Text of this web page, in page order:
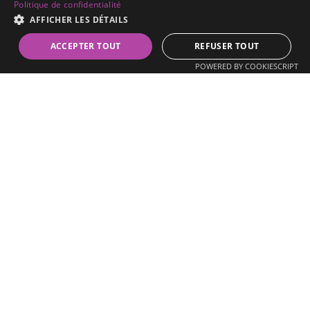
Prendre RDV
Horaires
Lundi
Fermé
Mardi au vendredi
8h30 – 19h
Samedi
11h30 – 19h
Politique de confidentialité
AFFICHER LES DÉTAILS
ACCEPTER TOUT REFUSER TOUT
POWERED BY COOKIESCRIPT